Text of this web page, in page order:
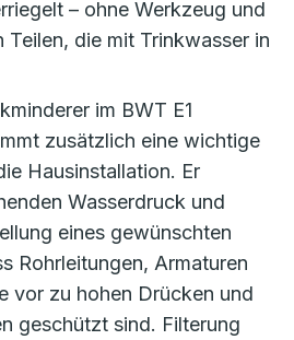
– ohne Werkzeug und
Teilen, die mit Trinkwasser in
im BWT E1
zusätzlich eine wichtige
Hausinstallation. Er
Wasserdruck und
eines gewünschten
Rohrleitungen, Armaturen
vor zu hohen Drücken und
geschützt sind. Filterung